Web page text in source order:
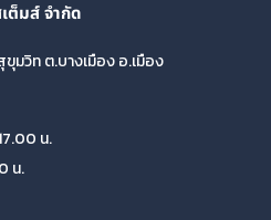
ต็มส์ จำกัด
มวิท ต.บางเมือง อ.เมือง
น.
น.